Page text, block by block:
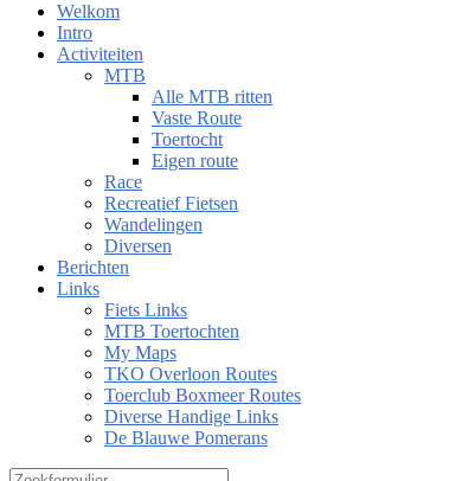
Welkom
Intro
Activiteiten
MTB
Alle MTB ritten
Vaste Route
Toertocht
Eigen route
Race
Recreatief Fietsen
Wandelingen
Diversen
Berichten
Links
Fiets Links
MTB Toertochten
My Maps
TKO Overloon Routes
Toerclub Boxmeer Routes
Diverse Handige Links
De Blauwe Pomerans